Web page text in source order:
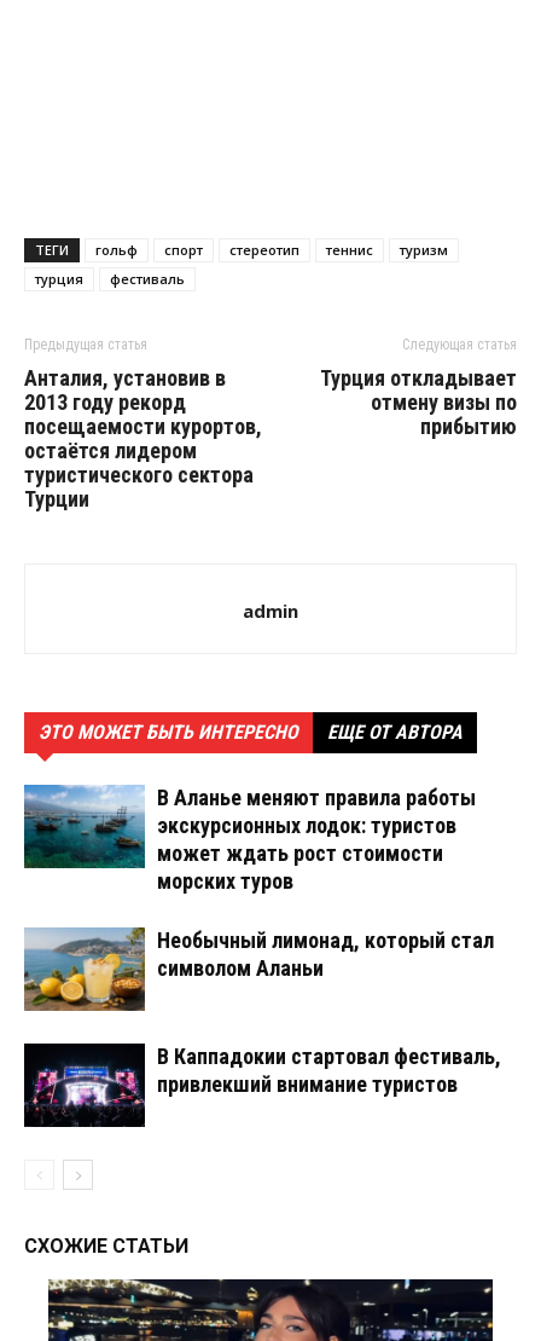
ТЕГИ гольф спорт стереотип теннис
туризм
турция
фестиваль
Предыдущая статья
Анталия, установив в
2013 году рекорд
посещаемости курортов,
остаётся лидером
туристического сектора
Турции
Следующая статья
Турция откладывает
отмену визы по
прибытию
admin
ЭТО МОЖЕТ БЫТЬ ИНТЕРЕСНО ЕЩЕ ОТ АВТОРА
В Аланье меняют правила работы
экскурсионных лодок: туристов
может ждать рост стоимости
морских туров
Необычный лимонад, который стал
символом Аланьи
В Каппадокии стартовал фестиваль,
привлекший внимание туристов
СХОЖИЕ СТАТЬИ